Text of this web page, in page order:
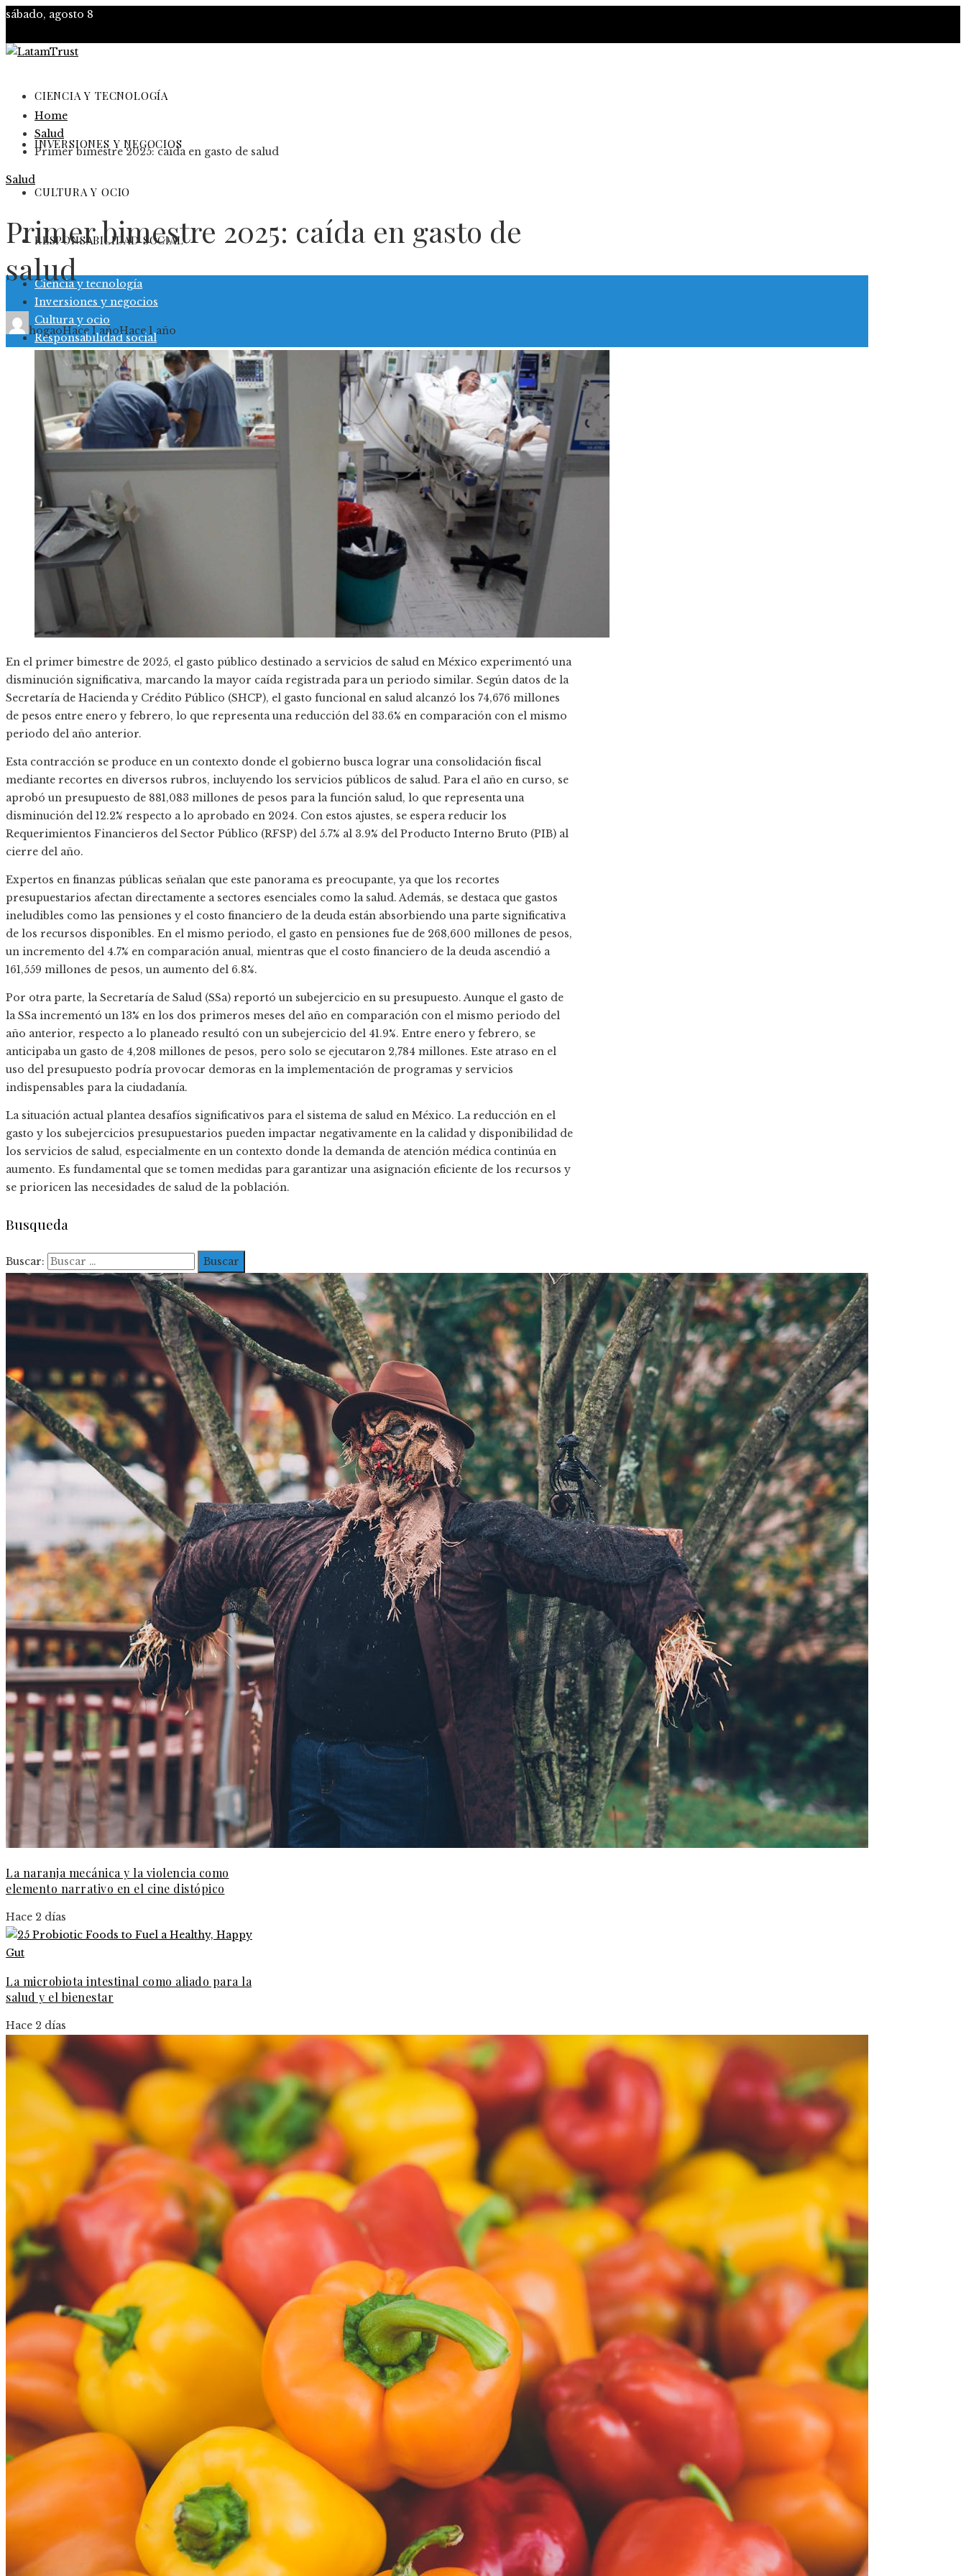
sábado, agosto 8
CIENCIA Y TECNOLOGÍA
INVERSIONES Y NEGOCIOS
CULTURA Y OCIO
RESPONSABILIDAD SOCIAL
Ciencia y tecnología
Inversiones y negocios
Cultura y ocio
Responsabilidad social
Home
Salud
Primer bimestre 2025: caída en gasto de salud
Salud
Primer bimestre 2025: caída en gasto de
salud
hogaoHace 1 añoHace 1 año
​En el primer bimestre de 2025, el gasto público destinado a servicios de salud en México experimentó una
disminución significativa, marcando la mayor caída registrada para un periodo similar. Según datos de la
Secretaría de Hacienda y Crédito Público (SHCP), el gasto funcional en salud alcanzó los 74,676 millones
de pesos entre enero y febrero, lo que representa una reducción del 33.6% en comparación con el mismo
periodo del año anterior.
Esta contracción se produce en un contexto donde el gobierno busca lograr una consolidación fiscal
mediante recortes en diversos rubros, incluyendo los servicios públicos de salud. Para el año en curso, se
aprobó un presupuesto de 881,083 millones de pesos para la función salud, lo que representa una
disminución del 12.2% respecto a lo aprobado en 2024. Con estos ajustes, se espera reducir los
Requerimientos Financieros del Sector Público (RFSP) del 5.7% al 3.9% del Producto Interno Bruto (PIB) al
cierre del año.
Expertos en finanzas públicas señalan que este panorama es preocupante, ya que los recortes
presupuestarios afectan directamente a sectores esenciales como la salud. Además, se destaca que gastos
ineludibles como las pensiones y el costo financiero de la deuda están absorbiendo una parte significativa
de los recursos disponibles. En el mismo periodo, el gasto en pensiones fue de 268,600 millones de pesos,
un incremento del 4.7% en comparación anual, mientras que el costo financiero de la deuda ascendió a
161,559 millones de pesos, un aumento del 6.8%.
Por otra parte, la Secretaría de Salud (SSa) reportó un subejercicio en su presupuesto. Aunque el gasto de
la SSa incrementó un 13% en los dos primeros meses del año en comparación con el mismo periodo del
año anterior, respecto a lo planeado resultó con un subejercicio del 41.9%. Entre enero y febrero, se
anticipaba un gasto de 4,208 millones de pesos, pero solo se ejecutaron 2,784 millones. Este atraso en el
uso del presupuesto podría provocar demoras en la implementación de programas y servicios
indispensables para la ciudadanía.
La situación actual plantea desafíos significativos para el sistema de salud en México. La reducción en el
gasto y los subejercicios presupuestarios pueden impactar negativamente en la calidad y disponibilidad de
los servicios de salud, especialmente en un contexto donde la demanda de atención médica continúa en
aumento. Es fundamental que se tomen medidas para garantizar una asignación eficiente de los recursos y
se prioricen las necesidades de salud de la población.
Busqueda
Buscar:
La naranja mecánica y la violencia como
elemento narrativo en el cine distópico
Hace 2 días
La microbiota intestinal como aliado para la
salud y el bienestar
Hace 2 días